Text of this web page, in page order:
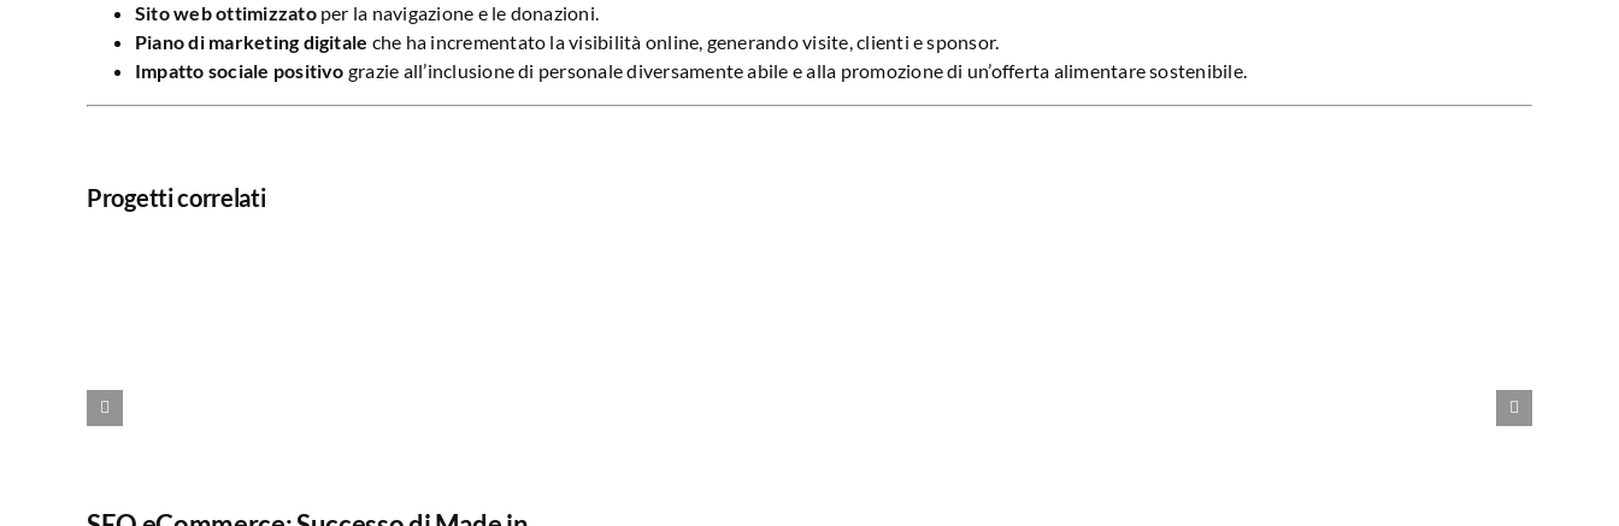
Sito web ottimizzatoper la navigazione e le donazioni.
Piano di marketing digitale che ha incrementato la visibilità online, generando visite, clienti e sponsor.
Impatto sociale positivo grazie all’inclusione di personale diversamente abile e alla promozione di un’offerta alimentare sostenibile.
Progetti correlati